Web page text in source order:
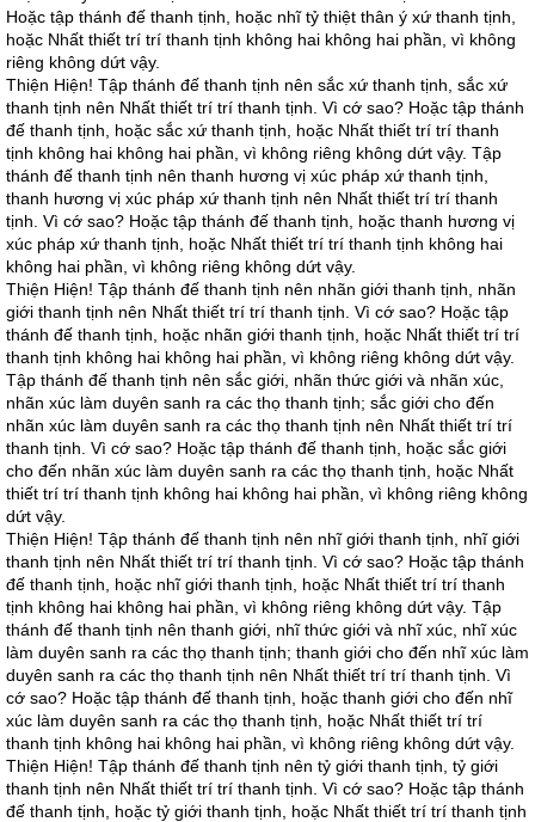
Hoặc tập thánh đế thanh tịnh, hoặc nhĩ tỷ thiệt thân ý xứ thanh tịnh,
hoặc Nhất thiết trí trí thanh tịnh không hai không hai phần, vì không
riêng không dứt vậy.
Thiện Hiện! Tập thánh đế thanh tịnh nên sắc xứ thanh tịnh, sắc xứ
thanh tịnh nên Nhất thiết trí trí thanh tịnh. Vì cớ sao? Hoặc tập thánh
đế thanh tịnh, hoặc sắc xứ thanh tịnh, hoặc Nhất thiết trí trí thanh
tịnh không hai không hai phần, vì không riêng không dứt vậy. Tập
thánh đế thanh tịnh nên thanh hương vị xúc pháp xứ thanh tịnh,
thanh hương vị xúc pháp xứ thanh tịnh nên Nhất thiết trí trí thanh
tịnh. Vì cớ sao? Hoặc tập thánh đế thanh tịnh, hoặc thanh hương vị
xúc pháp xứ thanh tịnh, hoặc Nhất thiết trí trí thanh tịnh không hai
không hai phần, vì không riêng không dứt vậy.
Thiện Hiện! Tập thánh đế thanh tịnh nên nhãn giới thanh tịnh, nhãn
giới thanh tịnh nên Nhất thiết trí trí thanh tịnh. Vì cớ sao? Hoặc tập
thánh đế thanh tịnh, hoặc nhãn giới thanh tịnh, hoặc Nhất thiết trí trí
thanh tịnh không hai không hai phần, vì không riêng không dứt vậy.
Tập thánh đế thanh tịnh nên sắc giới, nhãn thức giới và nhãn xúc,
nhãn xúc làm duyên sanh ra các thọ thanh tịnh; sắc giới cho đến
nhãn xúc làm duyên sanh ra các thọ thanh tịnh nên Nhất thiết trí trí
thanh tịnh. Vì cớ sao? Hoặc tập thánh đế thanh tịnh, hoặc sắc giới
cho đến nhãn xúc làm duyên sanh ra các thọ thanh tịnh, hoặc Nhất
thiết trí trí thanh tịnh không hai không hai phần, vì không riêng không
dứt vậy.
Thiện Hiện! Tập thánh đế thanh tịnh nên nhĩ giới thanh tịnh, nhĩ giới
thanh tịnh nên Nhất thiết trí trí thanh tịnh. Vì cớ sao? Hoặc tập thánh
đế thanh tịnh, hoặc nhĩ giới thanh tịnh, hoặc Nhất thiết trí trí thanh
tịnh không hai không hai phần, vì không riêng không dứt vậy. Tập
thánh đế thanh tịnh nên thanh giới, nhĩ thức giới và nhĩ xúc, nhĩ xúc
làm duyên sanh ra các thọ thanh tịnh; thanh giới cho đến nhĩ xúc làm
duyên sanh ra các thọ thanh tịnh nên Nhất thiết trí trí thanh tịnh. Vì
cớ sao? Hoặc tập thánh đế thanh tịnh, hoặc thanh giới cho đến nhĩ
xúc làm duyên sanh ra các thọ thanh tịnh, hoặc Nhất thiết trí trí
thanh tịnh không hai không hai phần, vì không riêng không dứt vậy.
Thiện Hiện! Tập thánh đế thanh tịnh nên tỷ giới thanh tịnh, tỷ giới
thanh tịnh nên Nhất thiết trí trí thanh tịnh. Vì cớ sao? Hoặc tập thánh
đế thanh tịnh, hoặc tỷ giới thanh tịnh, hoặc Nhất thiết trí trí thanh tịnh